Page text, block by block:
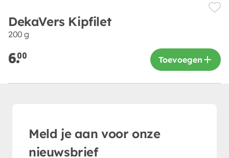
DekaVers Kipfilet
200 g
6.00 Toevoegen
Meld je aan voor onze
nieuwsbrief